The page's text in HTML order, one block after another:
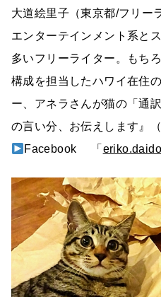
大道絵里子（東京都/フリー
エンターテインメント系と
多いフリーライター。もちろ
構成を担当したハワイ在住
ー、アネラさんが猫の「通
の言い分、お伝えします』
Facebook 「 eriko.daido